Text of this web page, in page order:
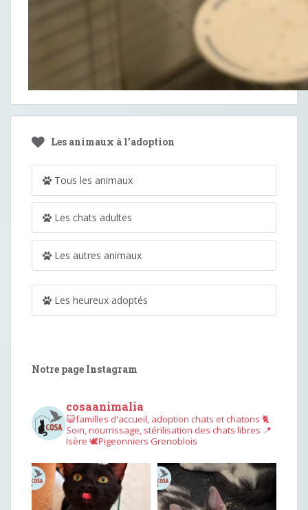
Les animaux à l’adoption
Tous les animaux
Les chats adultes
Les autres animaux
Les heureux adoptés
Notre page Instagram
cosaanimalia
😺familles d'accueil, adoption chats et chatons 🐈
Soin, nourrissage, stérilisation des chats libres 📍
Isère 🕊︎Pigeonniers Grenoblois